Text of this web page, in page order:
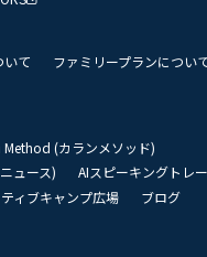
いて
ファミリープランについ
Method (カランメソッド)
ュース)
AIスピーキングトレ
ィブキャンプ広場
ブログ